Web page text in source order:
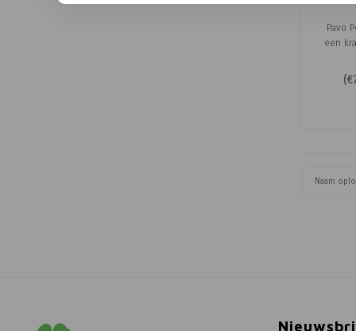
Pavo
een
Voor
(
Naam